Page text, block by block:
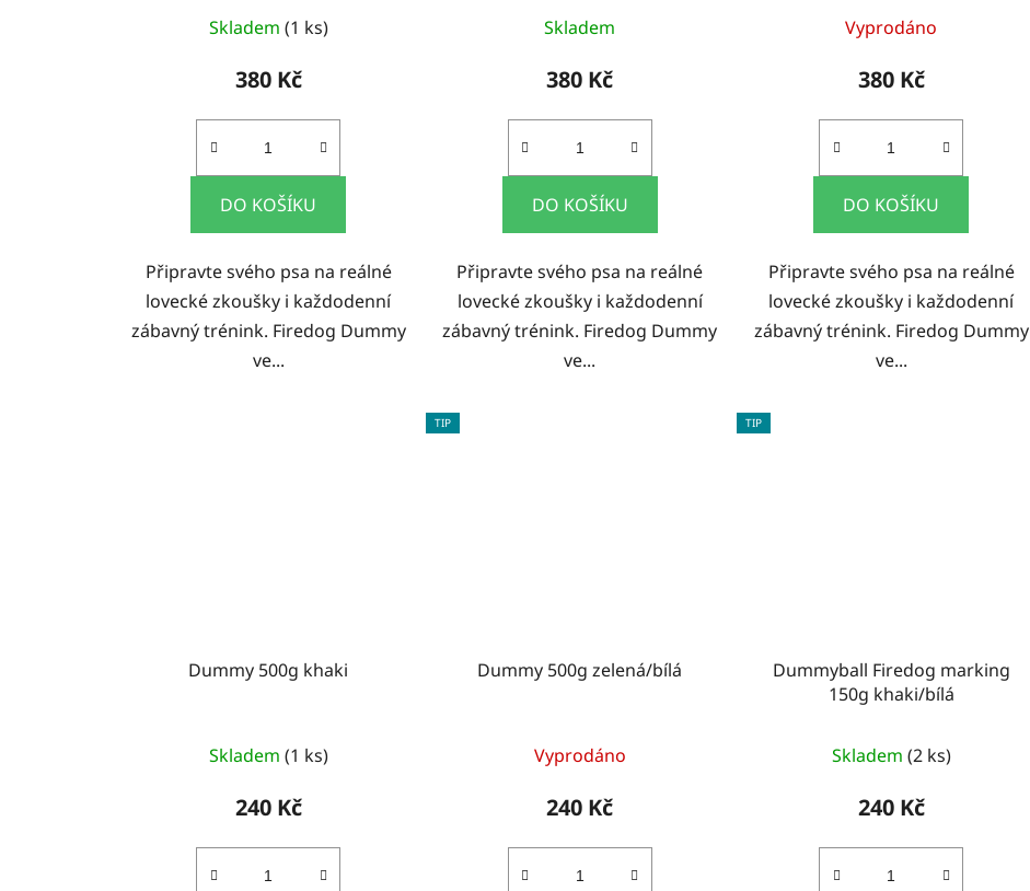
Skladem (1 ks)
380 Kč
DO KOŠÍKU
Připravte svého psa na reálné
lovecké zkoušky i každodenní
zábavný trénink. Firedog Dummy
ve...
Skladem
380 Kč
DO KOŠÍKU
Připravte svého psa na reálné
lovecké zkoušky i každodenní
zábavný trénink. Firedog Dummy
ve...
Vyprodáno
380 Kč
DO KOŠÍKU
Připravte svého psa na reálné
lovecké zkoušky i každodenní
zábavný trénink. Firedog Dummy
ve...
Dummy 500g khaki
Skladem (1 ks)
240 Kč
TIP
Dummy 500g zelená/bílá
Vyprodáno
240 Kč
TIP
Dummyball Firedog marking
150g khaki/bílá
Skladem (2 ks)
240 Kč